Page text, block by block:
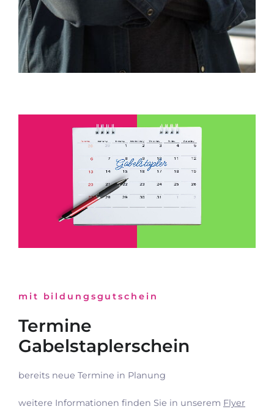
mit bildungsgutschein
Termine
Gabelstaplerschein
bereits neue Termine in Planung
weitere Informationen finden Sie in unserem Flyer